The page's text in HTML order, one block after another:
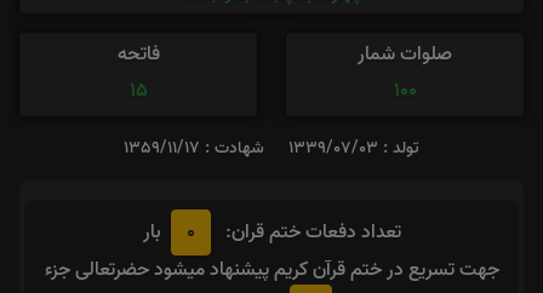
صلوات شمار
100
فاتحه
15
تولد : 1339/07/03 شهادت : 1359/11/17
تعداد دفعات ختم قران: 0
بار
جهت تسریع در ختم قرآن کریم پیشنهاد میشود حضرتعالی جزء